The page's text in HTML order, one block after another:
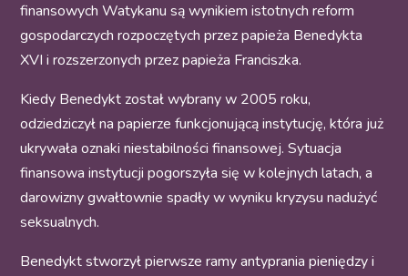
finansowych Watykanu są wynikiem istotnych reform
gospodarczych rozpoczętych przez papieża Benedykta
XVI i rozszerzonych przez papieża Franciszka.
Kiedy Benedykt został wybrany w 2005 roku,
odziedziczył na papierze funkcjonującą instytucję, która już
ukrywała oznaki niestabilności finansowej. Sytuacja
finansowa instytucji pogorszyła się w kolejnych latach, a
darowizny gwałtownie spadły w wyniku kryzysu nadużyć
seksualnych.
Benedykt stworzył pierwsze ramy antyprania pieniędzy i